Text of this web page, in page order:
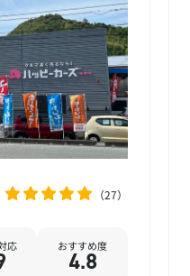
27
応 おすすめ度
4.8